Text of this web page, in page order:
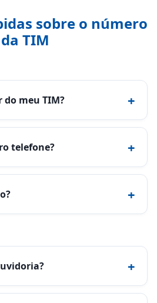
sobre o número
da TIM
meu TIM? +
telefone? +
+
+